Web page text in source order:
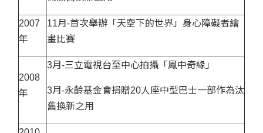
2007
年
11月-首次舉辦「天空下的世界」身心障礙者繪
畫比賽
2008
年
3月-三立電視台至中心拍攝「鳳中奇緣」
3月-永齡基金會捐贈20人座中型巴士一部作為汰
舊換新之用